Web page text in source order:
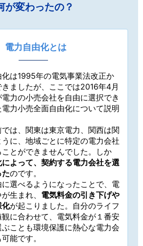
が変わったの？
電力自由化とは
化は1995年の電気事業法改正か
ましたが、ここでは2016年4月
力の小売会社を自由に選択でき
力小売全面自由化について説明
は、関東は東京電力、関西は関
に、地域ごとに特定の電力会社
とができませんでした。しか
よって、契約する電力会社を選
のです。
選べるようになったことで、電
生まれ、 電気料金の引き下げや
化が起こりました。自分のライフ
に合わせて、電気料金が１番安
ぶことも環境保護に熱心な電力会
能です。